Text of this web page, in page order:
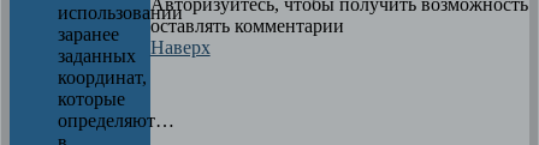
Авторизуйтесь, чтобы получить возможность
оставлять комментарии
Наверх
использовании
заранее
заданных
координат,
которые
определяют…